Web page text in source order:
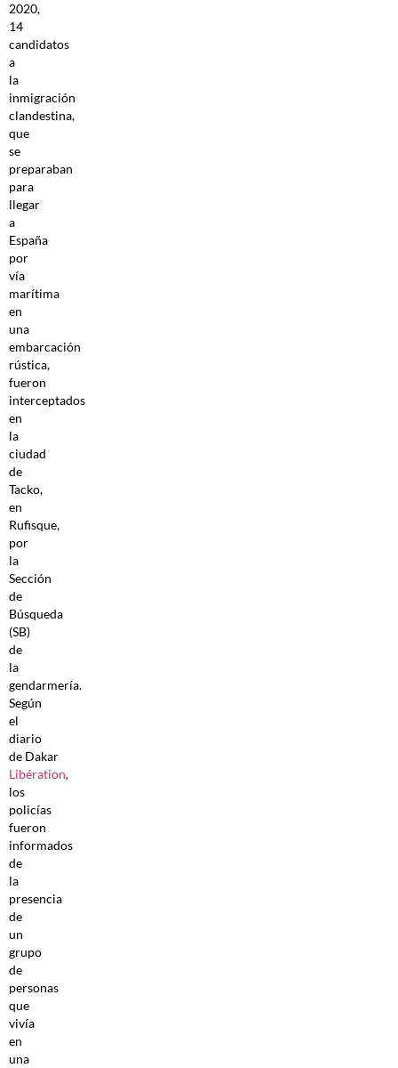
2020,
14
candidatos
a
la
inmigración
clandestina,
que
se
preparaban
para
llegar
a
España
por
vía
marítima
en
una
embarcación
rústica,
fueron
interceptados
en
la
ciudad
de
Tacko,
en
Rufisque,
por
la
Sección
de
Búsqueda
(SB)
de
la
gendarmería.
Según
el
diario
de Dakar
Libération,
los
policías
fueron
informados
de
la
presencia
de
un
grupo
de
personas
que
vivía
en
una